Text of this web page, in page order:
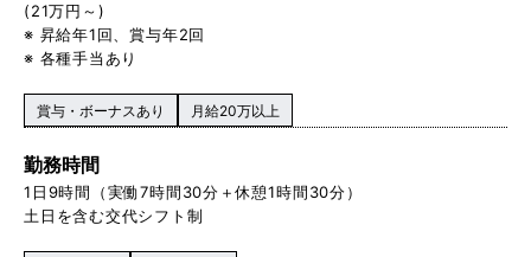
(21万円～)
※ 昇給年1回、賞与年2回
※ 各種手当あり
賞与・ボーナスあり 月給20万以上
勤務時間
1日9時間（実働7時間30分＋休憩1時間30分）
土日を含む交代シフト制